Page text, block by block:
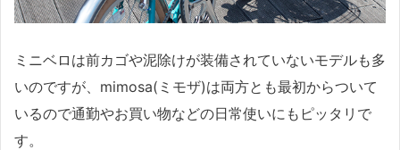
ミニベロは前カゴや泥除けが装備されていないモデルも多
いのですが、mimosa(ミモザ)は両方とも最初からついて
いるので通勤やお買い物などの日常使いにもピッタリで
す。